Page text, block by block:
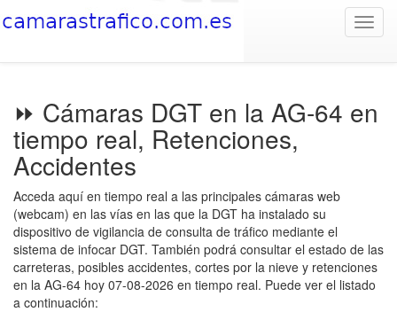
⏩ Cámaras DGT en la AG-64 en
tiempo real, Retenciones,
Accidentes
Acceda aquí en tiempo real a las principales cámaras web
(webcam) en las vías en las que la DGT ha instalado su
dispositivo de vigilancia de consulta de tráfico mediante el
sistema de infocar DGT. También podrá consultar el estado de las
carreteras, posibles accidentes, cortes por la nieve y retenciones
en la AG-64 hoy 07-08-2026 en tiempo real. Puede ver el listado
a continuación: